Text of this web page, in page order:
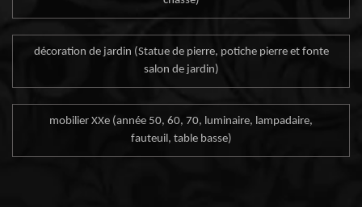
décoration de jardin (Statue de pierre, potiche pierre et fonte
salon de jardin)
mobilier XXe (année 50, 60, 70, luminaire, lampadaire,
fauteuil, table basse)